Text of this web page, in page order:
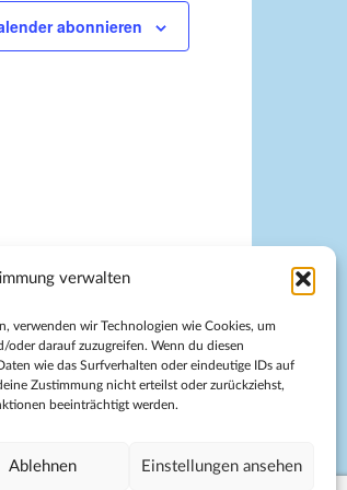
verwalten
verwenden wir Technologien wie Cookies, um
darauf zuzugreifen. Wenn du diesen
wie das Surfverhalten oder eindeutige IDs auf
Zustimmung nicht erteilst oder zurückziehst,
beeinträchtigt werden.
Ablehnen Einstellungen ansehen
abonnieren
Bonn